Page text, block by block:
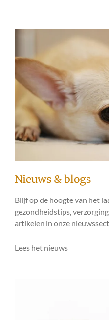
Nieuws & blogs
Blijf op de hoogte van het
gezondheidstips,
artikelen in onze
Lees het nieuws